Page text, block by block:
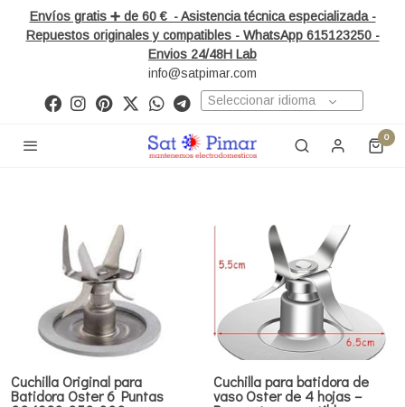
Envíos gratis ➕ de 60 € - Asistencia técnica especializada -
Repuestos originales y compatibles - WhatsApp 615123250 -
Envios 24/48H Lab
info@satpimar.com
Seleccionar idioma
0
Cuchilla Original para
Batidora Oster 6 Puntas
Cuchilla para batidora de
vaso Oster de 4 hojas –